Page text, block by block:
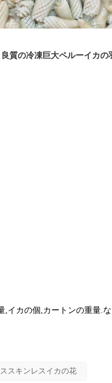
良質の冷凍巨大ペルーイカの
イカの個,カートンの重量.な
スキンレスイカの花